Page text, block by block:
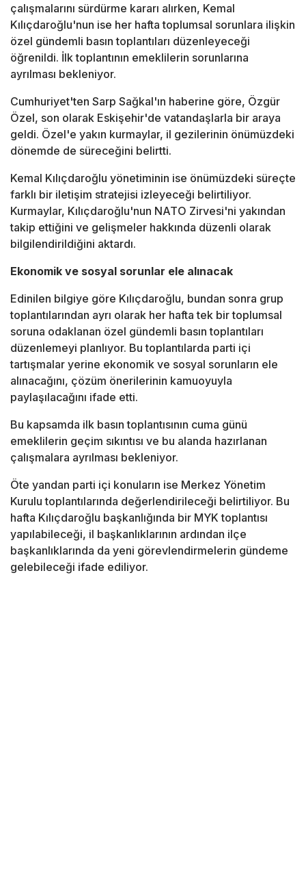
çalışmalarını sürdürme kararı alırken, Kemal
Kılıçdaroğlu'nun ise her hafta toplumsal sorunlara ilişkin
özel gündemli basın toplantıları düzenleyeceği
öğrenildi. İlk toplantının emeklilerin sorunlarına
ayrılması bekleniyor.
Cumhuriyet'ten Sarp Sağkal'ın haberine göre, Özgür
Özel, son olarak Eskişehir'de vatandaşlarla bir araya
geldi. Özel'e yakın kurmaylar, il gezilerinin önümüzdeki
dönemde de süreceğini belirtti.
Kemal Kılıçdaroğlu yönetiminin ise önümüzdeki süreçte
farklı bir iletişim stratejisi izleyeceği belirtiliyor.
Kurmaylar, Kılıçdaroğlu'nun NATO Zirvesi'ni yakından
takip ettiğini ve gelişmeler hakkında düzenli olarak
bilgilendirildiğini aktardı.
Ekonomik ve sosyal sorunlar ele alınacak
Edinilen bilgiye göre Kılıçdaroğlu, bundan sonra grup
toplantılarından ayrı olarak her hafta tek bir toplumsal
soruna odaklanan özel gündemli basın toplantıları
düzenlemeyi planlıyor. Bu toplantılarda parti içi
tartışmalar yerine ekonomik ve sosyal sorunların ele
alınacağını, çözüm önerilerinin kamuoyuyla
paylaşılacağını ifade etti.
Bu kapsamda ilk basın toplantısının cuma günü
emeklilerin geçim sıkıntısı ve bu alanda hazırlanan
çalışmalara ayrılması bekleniyor.
Öte yandan parti içi konuların ise Merkez Yönetim
Kurulu toplantılarında değerlendirileceği belirtiliyor. Bu
hafta Kılıçdaroğlu başkanlığında bir MYK toplantısı
yapılabileceği, il başkanlıklarının ardından ilçe
başkanlıklarında da yeni görevlendirmelerin gündeme
gelebileceği ifade ediliyor.